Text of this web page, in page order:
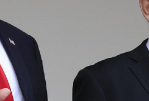
في إسرائيل بعد أن أعلنت اغتيال
في ضاحية بيروت الجنوبية، قبل أن
إسرائيل رئيس مكتبها السياسي
التي وصلها للمشاركة في حفل تنصيب